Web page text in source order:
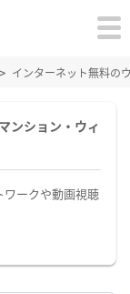
インターネット無料の
ンション・ウィ
ワークや動画視聴